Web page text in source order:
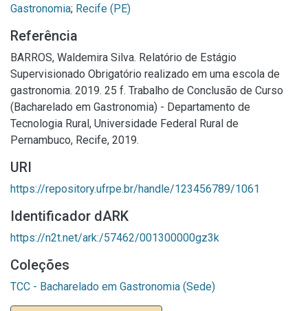
Gastronomia; Recife (PE)
Referência
BARROS, Waldemira Silva. Relatório de Estágio
Supervisionado Obrigatório realizado em uma escola de
gastronomia. 2019. 25 f. Trabalho de Conclusão de Curso
(Bacharelado em Gastronomia) - Departamento de
Tecnologia Rural, Universidade Federal Rural de
Pernambuco, Recife, 2019.
URI
https://repository.ufrpe.br/handle/123456789/1061
Identificador dARK
https://n2t.net/ark:/57462/001300000gz3k
Coleções
TCC - Bacharelado em Gastronomia (Sede)